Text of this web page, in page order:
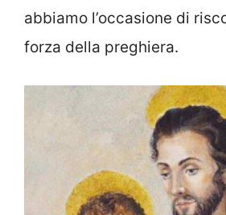
abbiamo l’occasione di
forza della preghiera.